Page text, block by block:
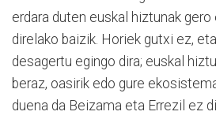
erdara duten euskal hiztunak
direlako baizik. Horiek gutxi ez,
desagertu egingo dira; euskal
beraz, oasirik edo gure
duena da Beizama eta Errezil ez